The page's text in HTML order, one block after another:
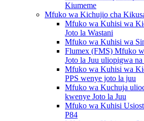
Kiumeme
Mfuko wa Kichujio cha
Mfuko wa Kuhisi wa
Joto la Wastani
Mfuko wa Kuhisi wa
Flumex (FMS) Mfuko
Joto la Juu uliopigwa
Mfuko wa Kuhisi wa
PPS wenye joto la juu
Mfuko wa Kuchuja
kwenye Joto la Juu
Mfuko wa Kuhisi
P84